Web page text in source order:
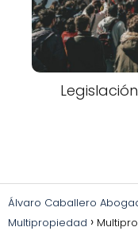
Álvaro Caballero
Multipropiedad